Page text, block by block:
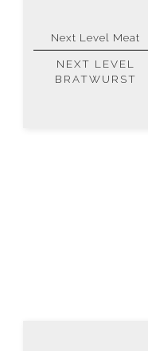
Next Level Meat
NEXT LEVEL
BRATWURST